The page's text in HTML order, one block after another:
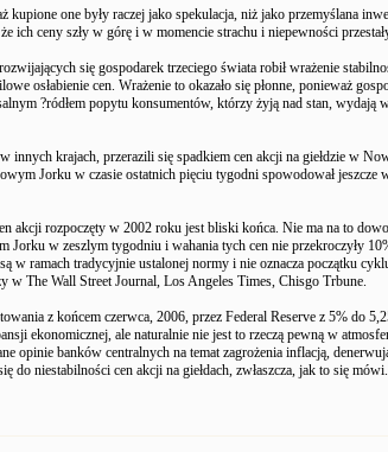
kupione one były raczej jako spekulacja, niż jako przemyślana
ich ceny szły w górę i w momencie strachu i niepewności
się gospodarek trzeciego świata robił wrażenie
osłabienie cen. Wrażenie to okazało się płonne, ponieważ
?ródłem popytu konsumentów, którzy żyją nad stan, wydają
innych krajach, przerazili się spadkiem cen akcji na giełdzie w
Jorku w czasie ostatnich pięciu tygodni spowodował jeszcze
akcji rozpoczęty w 2002 roku jest bliski końca. Nie ma na to
Jorku w zeszlym tygodniu i wahania tych cen nie przekroczyły
w ramach tradycyjnie ustalonej normy i nie oznacza początku
w The Wall Street Journal, Los Angeles Times, Chisgo Trbune.
z końcem czerwca, 2006, przez Federal Reserve z 5% do
ekonomicznej, ale naturalnie nie jest to rzeczą pewną w
opinie banków centralnych na temat zagrożenia inflacją,
do niestabilności cen akcji na giełdach, zwłaszcza, jak to się